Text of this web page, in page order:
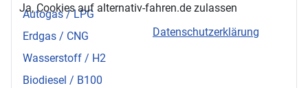
Autogas / LPG
Erdgas / CNG
Wasserstoff / H2
Biodiesel / B100
Ja, Cookies auf alternativ-fahren.de zulassen
Datenschutzerklärung